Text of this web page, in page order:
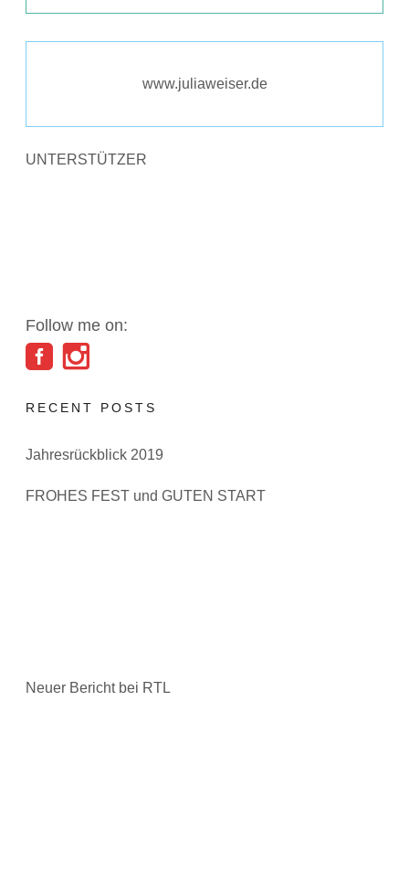
www.juliaweiser.de
UNTERSTÜTZER
Follow me on:
RECENT POSTS
Jahresrückblick 2019
FROHES FEST und GUTEN START
Neuer Bericht bei RTL